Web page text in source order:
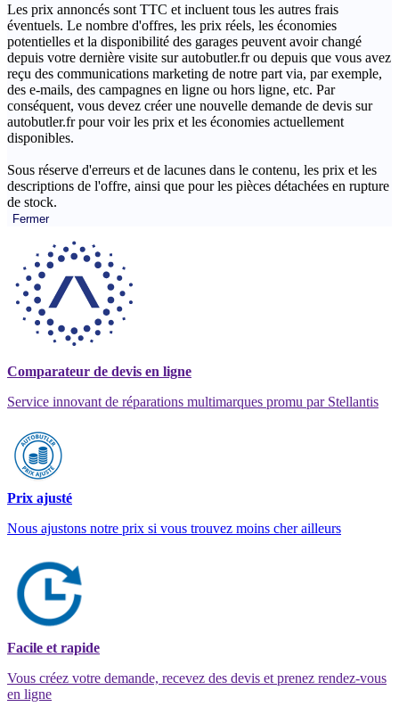
Les prix annoncés sont TTC et incluent tous les autres frais
éventuels. Le nombre d'offres, les prix réels, les économies
potentielles et la disponibilité des garages peuvent avoir changé
depuis votre dernière visite sur autobutler.fr ou depuis que vous avez
reçu des communications marketing de notre part via, par exemple,
des e-mails, des campagnes en ligne ou hors ligne, etc. Par
conséquent, vous devez créer une nouvelle demande de devis sur
autobutler.fr pour voir les prix et les économies actuellement
disponibles.
Sous réserve d'erreurs et de lacunes dans le contenu, les prix et les
descriptions de l'offre, ainsi que pour les pièces détachées en rupture
de stock.
Fermer
Comparateur de devis en ligne
Service innovant de réparations multimarques promu par Stellantis
Prix ajusté
Nous ajustons notre prix si vous trouvez moins cher ailleurs
Facile et rapide
Vous créez votre demande, recevez des devis et prenez rendez-vous
en ligne